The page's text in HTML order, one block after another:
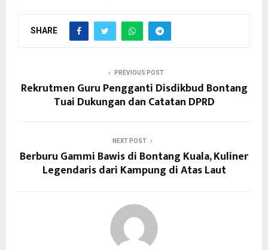
SHARE
PREVIOUS POST
Rekrutmen Guru Pengganti Disdikbud Bontang
Tuai Dukungan dan Catatan DPRD
NEXT POST
Berburu Gammi Bawis di Bontang Kuala, Kuliner
Legendaris dari Kampung di Atas Laut